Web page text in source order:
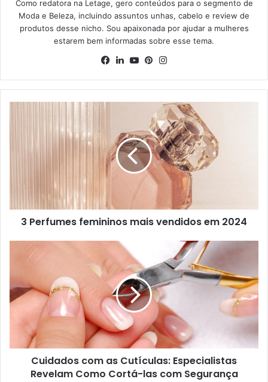
Como redatora na Letage, gero conteúdos para o segmento de
Moda e Beleza, incluindo assuntos unhas, cabelo e review de
produtos desse nicho. Sou apaixonada por ajudar a mulheres
estarem bem informadas sobre esse tema.
Facebook
Linkedin
YouTubePinterest
3 Perfumes femininos mais vendidos em 2024
Cuidados com as Cutículas: Especialistas
Revelam Como Cortá-las com Segurança